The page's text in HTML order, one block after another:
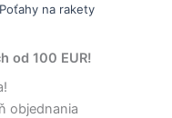
Poťahy na rakety
od 100 EUR!
objednania